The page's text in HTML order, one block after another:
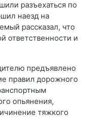
разъехаться по
наезд на
рассказал, что
ответственности и
предъявлено
правил дорожного
опьянения,
тяжкого